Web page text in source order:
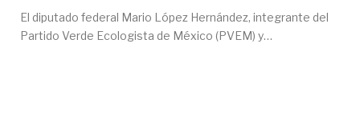
El diputado federal Mario López Hernández, integrante del
Partido Verde Ecologista de México (PVEM) y…